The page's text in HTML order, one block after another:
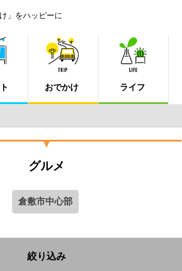
」をハッピーに
おでかけ ライフ
グルメ
倉敷市中心部
絞り込み